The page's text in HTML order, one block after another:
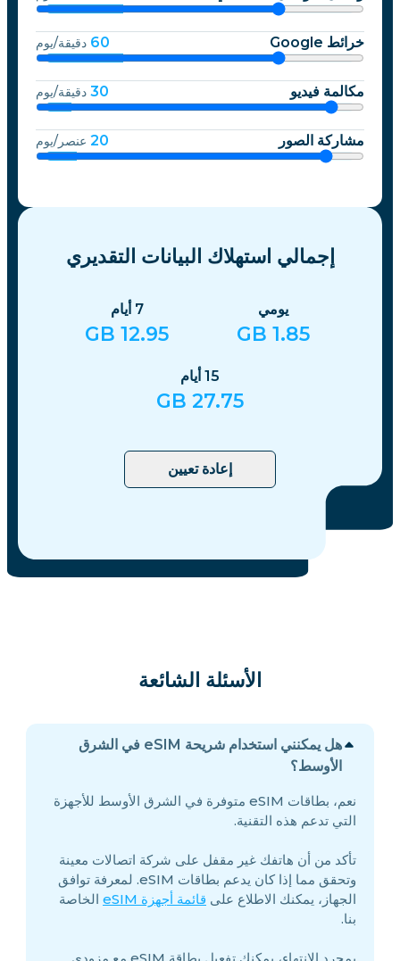
خرائط Google 60 دقيقة/يوم
مكالمة فيديو 30 دقيقة/يوم
مشاركة الصور 20 عنصر/يوم
إجمالي استهلاك البيانات التقديري
يومي
1.85
7 أيام
12.95
15 أيام
27.75
إعادة تعيين
الأسئلة الشائعة
هل يمكنني استخدام شريحة eSIM في الشرق
الأوسط؟
نعم، بطاقات eSIM متوفرة في الشرق الأوسط للأجهزة
التي تدعم هذه التقنية.
تأكد من أن هاتفك غير مقفل على شركة اتصالات معينة
وتحقق مما إذا كان يدعم بطاقات eSIM. لمعرفة توافق
الجهاز، يمكنك الاطلاع على قائمة أجهزة eSIM
الخاصة
بنا.